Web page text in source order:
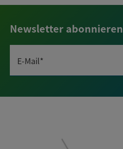
Newsletter abonnieren
E-Mail*